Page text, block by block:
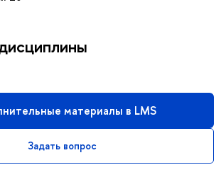
материалы в LMS
Задать вопрос